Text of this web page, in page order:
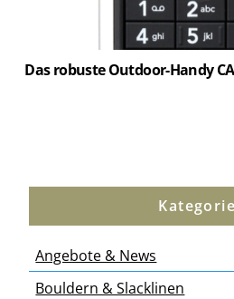
Das robuste Outdoor-Handy
Angebote & News
Bouldern & Slacklinen